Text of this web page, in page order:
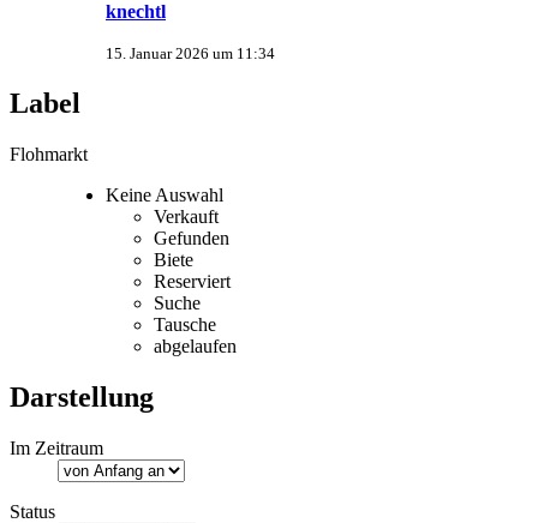
knechtl
15. Januar 2026 um 11:34
Label
Flohmarkt
Keine Auswahl
Verkauft
Gefunden
Biete
Reserviert
Suche
Tausche
abgelaufen
Darstellung
Im Zeitraum
Status